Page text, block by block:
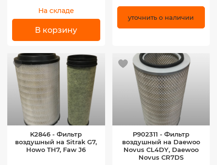
На складе
В корзину
уточнить о наличии
K2846 - Фильтр
воздушный на Sitrak G7,
Howo TH7, Faw J6
P902311 - Фильтр
воздушный на Daewoo
Novus CL4DY, Daewoo
Novus CR7DS